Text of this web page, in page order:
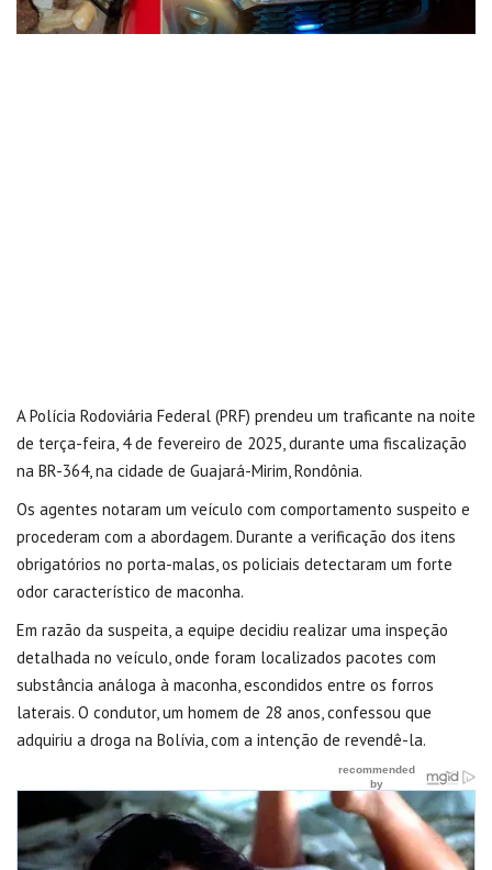
A Polícia Rodoviária Federal (PRF) prendeu um traficante na noite
de terça-feira, 4 de fevereiro de 2025, durante uma fiscalização
na BR-364, na cidade de Guajará-Mirim, Rondônia.
Os agentes notaram um veículo com comportamento suspeito e
procederam com a abordagem. Durante a verificação dos itens
obrigatórios no porta-malas, os policiais detectaram um forte
odor característico de maconha.
Em razão da suspeita, a equipe decidiu realizar uma inspeção
detalhada no veículo, onde foram localizados pacotes com
substância análoga à maconha, escondidos entre os forros
laterais. O condutor, um homem de 28 anos, confessou que
adquiriu a droga na Bolívia, com a intenção de revendê-la.